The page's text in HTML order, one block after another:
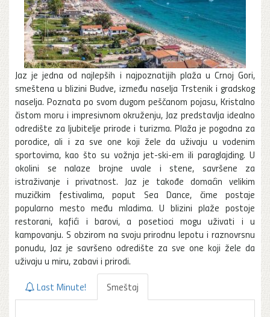
Jaz je jedna od najlepših i najpoznatijih plaža u Crnoj Gori,
smeštena u blizini Budve, između naselja Trstenik i gradskog
naselja. Poznata po svom dugom peščanom pojasu, Kristalno
čistom moru i impresivnom okruženju, Jaz predstavlja idealno
odredište za ljubitelje prirode i turizma. Plaža je pogodna za
porodice, ali i za sve one koji žele da uživaju u vodenim
sportovima, kao što su vožnja jet-ski-em ili paraglajding. U
okolini se nalaze brojne uvale i stene, savršene za
istraživanje i privatnost. Jaz je takođe domaćin velikim
muzičkim festivalima, poput Sea Dance, čime postaje
popularno mesto među mladima. U blizini plaže postoje
restorani, kafići i barovi, a posetioci mogu uživati i u
kampovanju. S obzirom na svoju prirodnu lepotu i raznovrsnu
ponudu, Jaz je savršeno odredište za sve one koji žele da
uživaju u miru, zabavi i prirodi.
Last Minute!
Smeštaj